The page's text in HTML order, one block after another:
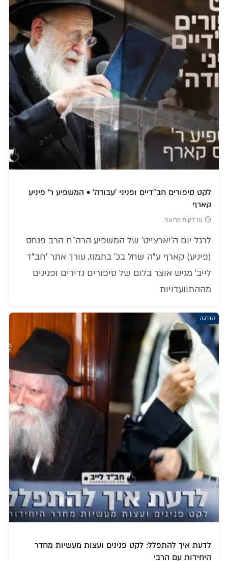
לקט סיפורים חב"דיים ופניני 'עבודה' • המשפיע ר' פיניע
קארף
10 דקות קריאה
לרגל יום ה'יארצייט' של המשפיע הרה"ח הרב פנחס
(פיניע) קארף ע"ה שחל בכ' בתמוז, עורך אתר 'חב"ד
לייב' מגיש אוצר בלום של סיפורים נדירים ופנינים
מההתוועדויות
הדרכה
לדעת איך להתפלל: לקט פנינים ועצות מעשיות מחדר
היחידות עם הרבי